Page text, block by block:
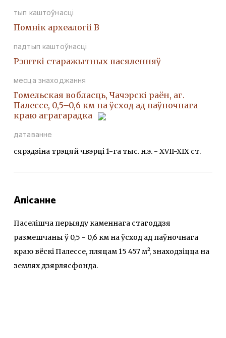
тып каштоўнасці
Помнiк археалогii В
падтып каштоўнасці
Рэшткi старажытных пасяленняў
месца знаходжання
Гомельская вобласць, Чачэрскі раён, аг.
Палессе, 0,5–0,6 км на ўсход ад паўночнага
краю аграгарадка
датаванне
сярэдзіна трэцяй чвэрці 1-га тыс. н.э. - XVII-XIX ст.
Апісанне
Паселішча перыяду каменнага стагоддзя
размешчаны ў 0,5 - 0,6 км на ўсход ад паўночнага
краю вёскі Палессе, пляцам 15 457 м², знаходзіцца на
землях дзярлясфонда.